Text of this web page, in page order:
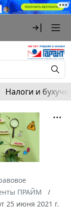
Налоги и
ПРАЙМ
25 июня 2021 г.